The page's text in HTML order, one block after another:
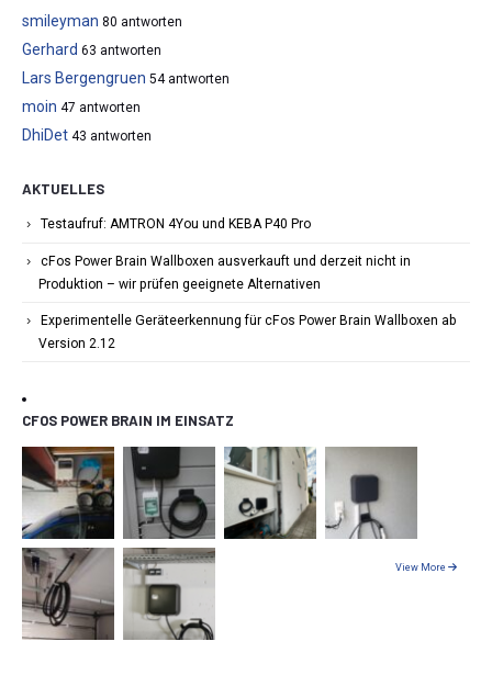
smileyman 80 antworten
Gerhard 63 antworten
Lars Bergengruen 54 antworten
moin 47 antworten
DhiDet 43 antworten
AKTUELLES
Testaufruf: AMTRON 4You und KEBA P40 Pro
cFos Power Brain Wallboxen ausverkauft und derzeit nicht in
Produktion – wir prüfen geeignete Alternativen
Experimentelle Geräteerkennung für cFos Power Brain Wallboxen ab
Version 2.12
CFOS POWER BRAIN IM EINSATZ
View More